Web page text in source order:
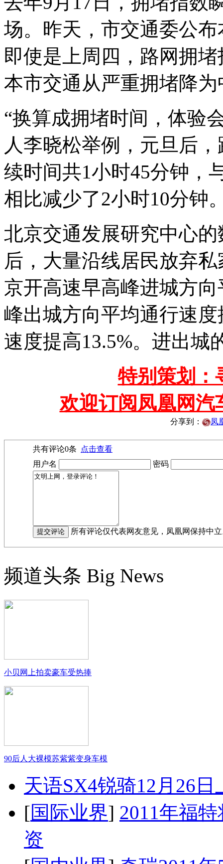
场。昨天，市交通委公
即使是上周四，路网拥
本市交通从严重拥堵降
“换算成拥堵时间，体验
人李晓松举例，元旦后
续时间共1小时45分钟，
相比减少了2小时10分钟
北京交通发展研究中心
后，大量沿线居民放弃
京开高速早高峰进城方
峰出城方向平均通行速
速度提高13.5%。进出城
特别策划：
欢迎订阅凤凰网汽
分享到： 凤
共有评论0条
点击查看
用户名
密码
所有评论仅代表网友意见，凤凰网保持中
频道头条 Big News
小贝网上拍卖豪车受热捧
90后人大裸模苏紫紫变身车模
天语SX4锐骑12月26
[国际业界] 2011年福
资